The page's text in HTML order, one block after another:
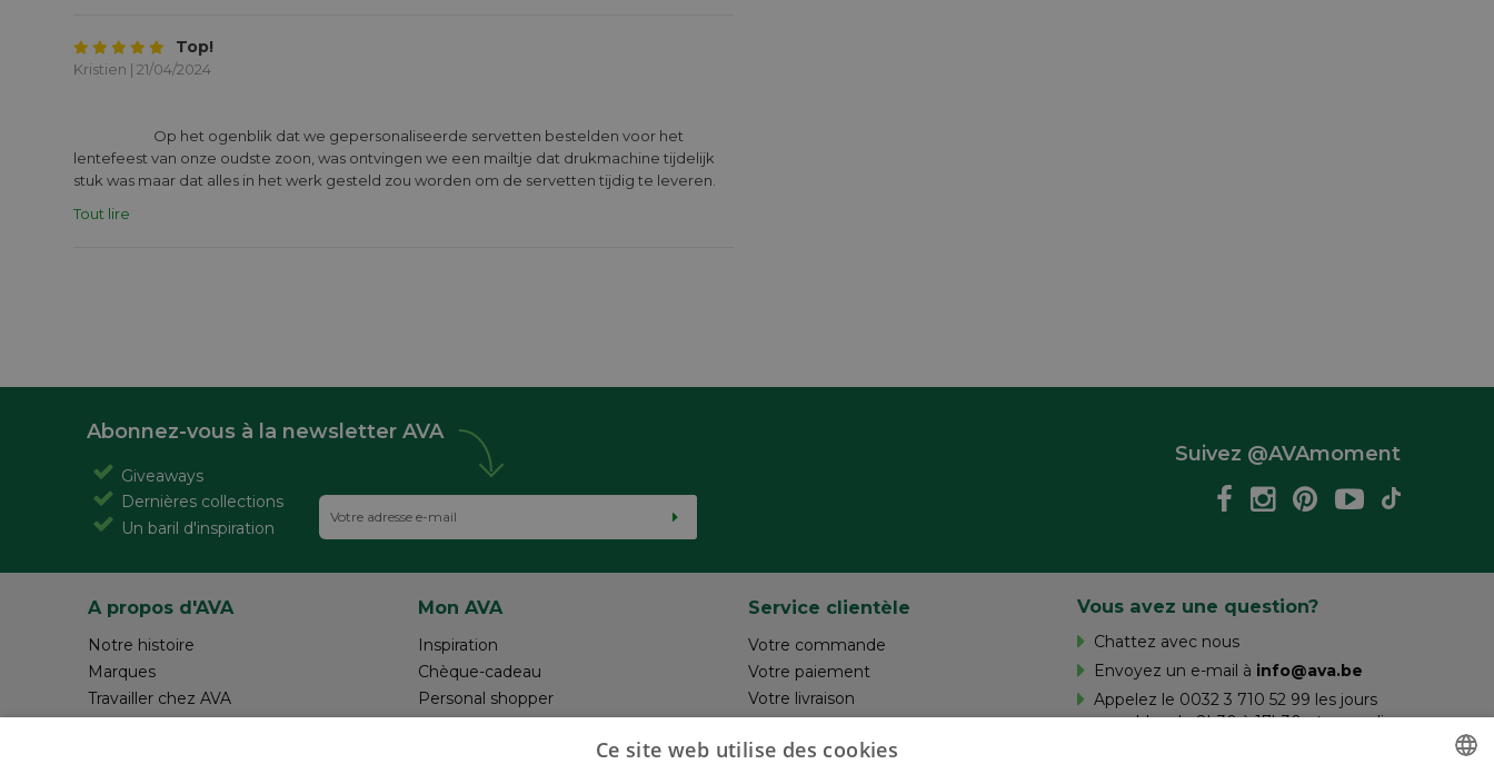
Top!
Kristien | 21/04/2024
lentefeest van onze oudste zoon, was ontvingen we een mailtje dat drukmachine tijdelijk
stuk was maar dat alles in het werk gesteld zou worden om de servetten tijdig te leveren.
dan tijdig in een stevige doos. De servetten waren prachtig bedrukt, waren zeer kwalitatief
Tout lire
Abonnez-vous à la newsletter AVA
Giveaways
Dernières collections
Un baril d'inspiration
Suivez @AVAmoment
A propos d'AVA
Notre histoire
Marques
Travailler chez AVA
Mon AVA
Inspiration
Chèque-cadeau
Personal shopper
Rédiger un commentaire
Service clientèle
Votre commande
Votre paiement
Votre livraison
Réalisez votre création
Vous avez une question?
Chattez avec nous
Envoyez un e-mail à info@ava.be
Appelez le 0032 3 710 52 99 les jours
ouvrables de 8h30 à 17h30 et samedi
Ce site web utilise des cookies